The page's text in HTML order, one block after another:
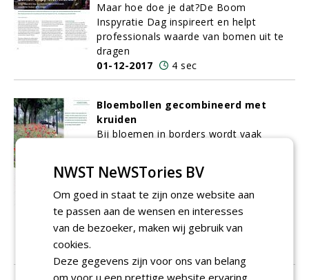
Maar hoe doe je dat?De Boom
Inspyratie Dag inspireert en helpt
professionals waarde van bomen uit te
dragen
01-12-2017
4 sec
Bloembollen gecombineerd met
kruiden
Bij bloemen in borders wordt vaak
allebei.JUB Hollandheeft het afgelopen
jaar op verschillende locaties in
Nederland bloembollen met kruiden
gecombineerd en naar eigen zeggen
prachtige resultaten geboekt.
NWST NeWSTories BV
Om goed in staat te zijn onze website aan
te passen aan de wensen en interesses
van de bezoeker, maken wij gebruik van
cookies.
Deze gegevens zijn voor ons van belang
om voor u een prettige website ervaring